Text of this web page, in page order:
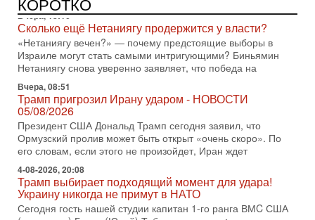
«Нетаниягу вечен?» — почему предстоящие выборы в
Израиле могут стать самыми интригующими? Биньямин
Нетаниягу снова уверенно заявляет, что победа на
Вчера, 08:51
Трамп пригрозил Ирану ударом - НОВОСТИ
05/08/2026
Президент США Дональд Трамп сегодня заявил, что
Ормузский пролив может быть открыт «очень скоро». По
его словам, если этого не произойдет, Иран ждет
4-08-2026, 20:08
Трамп выбирает подходящий момент для удара!
Украину никогда не примут в НАТО
Сегодня гость нашей студии капитан 1-го ранга ВМC США
(в отставке) Гарри (Юрий) Табах, в прошлом: командир
антитеррористического центра НАТО в
3-08-2026, 19:07